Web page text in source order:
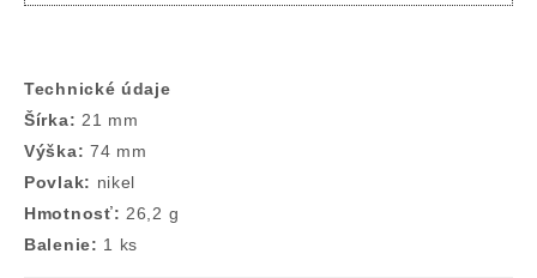
Technické údaje
Šírka: 21 mm
Výška: 74 mm
Povlak: nikel
Hmotnosť: 26,2 g
Balenie: 1 ks